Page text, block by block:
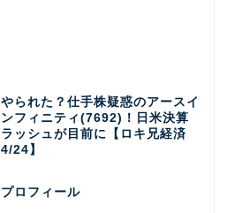
やられた？仕手株疑惑のアースイ
ンフィニティ(7692)！日米決算
ラッシュが目前に【ロキ兄経済
4/24】
プロフィール